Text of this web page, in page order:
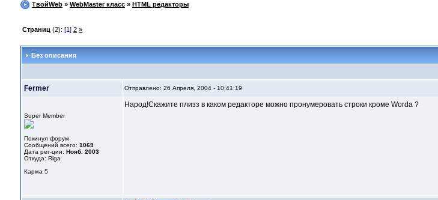
ТвойWeb » WebMaster класс » HTML редакторы
Страниц (2): [1] 2 »
Без описания
Fermer Отправлено: 26 Апреля, 2004 - 10:41:19
Super Member
Покинул форум
Сообщений всего: 1069
Дата рег-ции: Нояб. 2003
Откуда: Riga
Карма 5
Народ!Скажите плизз в каком редакторе можно пронумеровать строки кроме Worda ?